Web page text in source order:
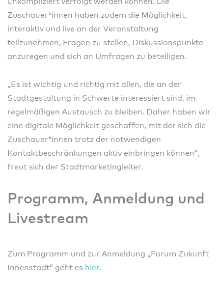
Zuschauer*innen haben zudem die Möglichkeit,
interaktiv und live an der Veranstaltung
teilzunehmen, Fragen zu stellen, Diskussionspunkte
anzuregen und sich an Umfragen zu beteiligen.
„Es ist wichtig und richtig mit allen, die an der
Stadtgestaltung in Schwerte interessiert sind, im
regelmäßigen Austausch zu bleiben. Daher haben wir
eine digitale Möglichkeit geschaffen, mit der sich die
Zuschauer*innen trotz der notwendigen
Kontaktbeschränkungen aktiv einbringen können“,
freut sich der Stadtmarketingleiter.
Programm, Anmeldung und
Livestream
Zum Programm und zur Anmeldung „Forum Zukunft
Innenstadt“ geht es hier.